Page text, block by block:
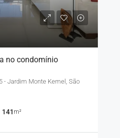
no condomínio
- Jardim Monte Kemel, São
141m²